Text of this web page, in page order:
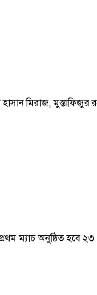
মিরাজ,
ম্যাচ অনুষ্ঠিত হবে ২৩